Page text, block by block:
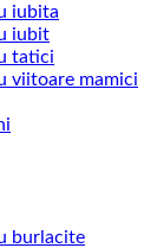
iubita
iubit
tatici
viitoare mamici
burlacite